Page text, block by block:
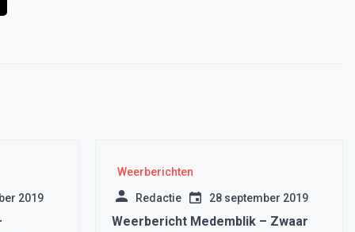
2019
Weerberichten
Redactie 28 september 2019
Weerbericht Medemblik – Zwaar